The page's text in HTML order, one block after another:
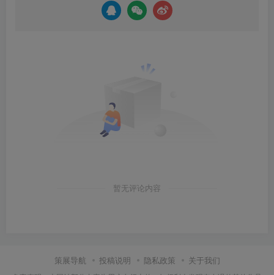
暂无评论内容
策展导航 投稿说明 隐私政策 关于我们